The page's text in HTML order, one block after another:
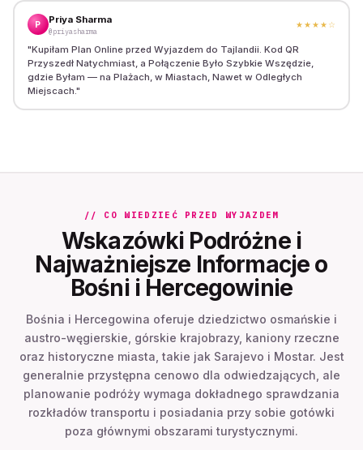
P Priya Sharma
@priyasharma
★★★★ ☆
"Kupiłam Plan Online przed Wyjazdem do Tajlandii. Kod QR
Przyszedł Natychmiast, a Połączenie Było Szybkie Wszędzie,
gdzie Byłam — na Plażach, w Miastach, Nawet w Odległych
Miejscach. "
// CO WIEDZIEĆ PRZED WYJAZDEM
Wskazówki Podróżne i
Najważniejsze Informacje o
Bośni i Hercegowinie
Bośnia i Hercegowina oferuje dziedzictwo osmańskie i
austro-węgierskie, górskie krajobrazy, kaniony rzeczne
oraz historyczne miasta, takie jak Sarajevo i Mostar. Jest
generalnie przystępna cenowo dla odwiedzających, ale
planowanie podróży wymaga dokładnego sprawdzania
rozkładów transportu i posiadania przy sobie gotówki
poza głównymi obszarami turystycznymi.